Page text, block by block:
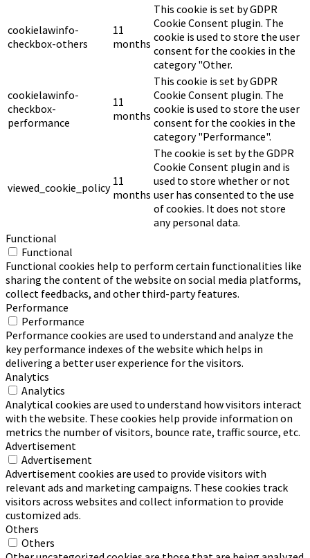
cookielawinfo-
checkbox-others
11
months
This cookie is set by GDPR
Cookie Consent plugin. The
cookie is used to store the user
consent for the cookies in the
category "Other.
cookielawinfo-
checkbox-
performance
11
months
This cookie is set by GDPR
Cookie Consent plugin. The
cookie is used to store the user
consent for the cookies in the
category "Performance".
viewed_cookie_policy 11
months
The cookie is set by the GDPR
Cookie Consent plugin and is
used to store whether or not
user has consented to the use
of cookies. It does not store
any personal data.
Functional
Functional
Functional cookies help to perform certain functionalities like
sharing the content of the website on social media platforms,
collect feedbacks, and other third-party features.
Performance
Performance
Performance cookies are used to understand and analyze the
key performance indexes of the website which helps in
delivering a better user experience for the visitors.
Analytics
Analytics
Analytical cookies are used to understand how visitors interact
with the website. These cookies help provide information on
metrics the number of visitors, bounce rate, traffic source, etc.
Advertisement
Advertisement
Advertisement cookies are used to provide visitors with
relevant ads and marketing campaigns. These cookies track
visitors across websites and collect information to provide
customized ads.
Others
Others